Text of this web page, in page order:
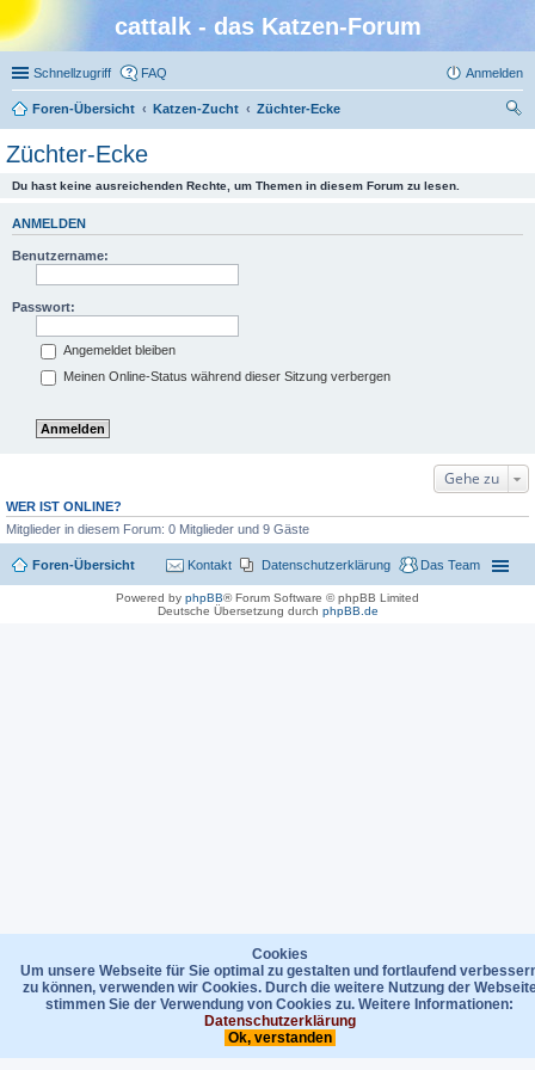
cattalk - das Katzen-Forum
Schnellzugriff FAQ Anmelden
Foren-Übersicht Katzen-Zucht
Züchter-Ecke
Züchter-Ecke
Du hast keine ausreichenden Rechte, um Themen in diesem Forum zu lesen.
ANMELDEN
Benutzername:
Passwort:
Angemeldet bleiben
Meinen Online-Status während dieser Sitzung verbergen
Gehe zu
WER IST ONLINE?
Mitglieder in diesem Forum: 0 Mitglieder und 9 Gäste
Cookies
Um unsere Webseite für Sie optimal zu gestalten und fortlaufend
zu können, verwenden wir Cookies. Durch die weitere Nutzung der
stimmen Sie der Verwendung von Cookies zu. Weitere Informationen:
Datenschutzerklärung
Ok, verstanden
Foren-Übersicht Das Team
Datenschutzerklärung
Kontakt
Powered by phpBB® Forum Software © phpBB Limited
Deutsche Übersetzung durch phpBB.de